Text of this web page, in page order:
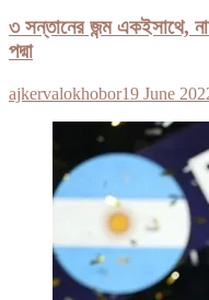
৩ সন্তানের জন্ম একইসাথে,
পদ্মা
ajkervalokhobor19 June